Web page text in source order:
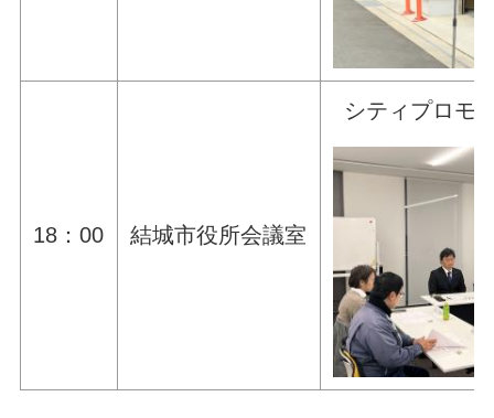
18：00 結城市役所会議室
シティプロモ